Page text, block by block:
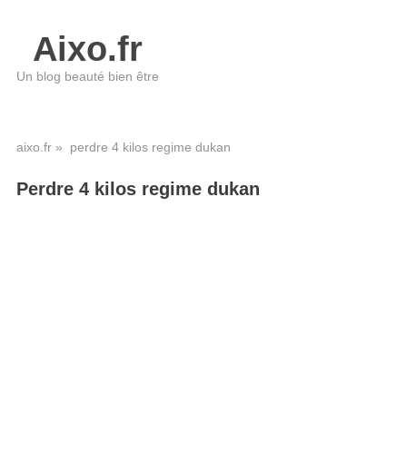
Aixo.fr
Un blog beauté bien être
aixo.fr» perdre 4 kilos regime dukan
Perdre 4 kilos regime dukan